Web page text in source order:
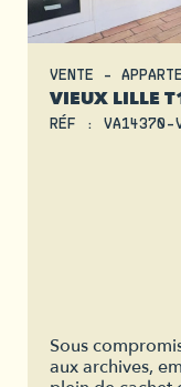
VENTE -
VIEUX LILLE
RÉF : VA14370-
Sous
aux archives,